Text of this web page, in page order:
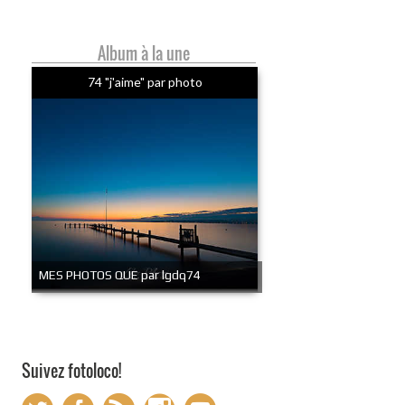
Album à la une
74 "j'aime" par photo
MES PHOTOS QUE par lgdq74
Suivez fotoloco!